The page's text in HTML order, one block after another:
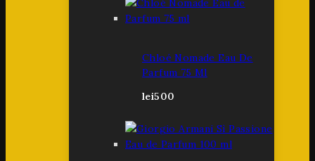
Chloé Nomade Eau De
Parfum 75 Ml
lei500